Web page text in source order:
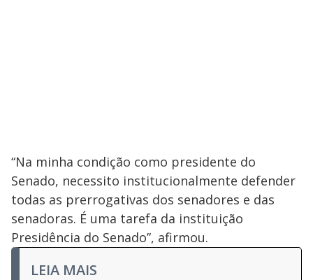
“Na minha condição como presidente do
Senado, necessito institucionalmente defender
todas as prerrogativas dos senadores e das
senadoras. É uma tarefa da instituição
Presidência do Senado”, afirmou.
LEIA MAIS